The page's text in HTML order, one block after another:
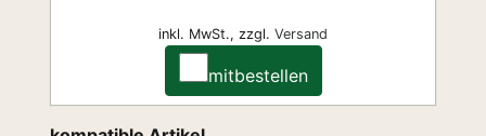
inkl. MwSt., zzgl. Versand
mitbestellen